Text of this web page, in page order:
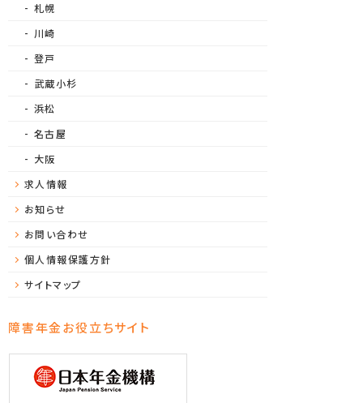
札幌
川崎
登戸
武蔵小杉
浜松
名古屋
大阪
求人情報
お知らせ
お問い合わせ
個人情報保護方針
サイトマップ
障害年金お役立ちサイト